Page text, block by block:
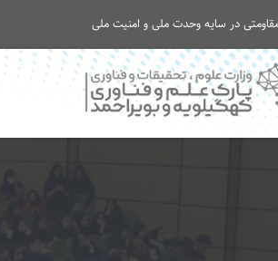
در سایه وحدت ملی و امنیت ملی
مرداد ۱۴۰۵